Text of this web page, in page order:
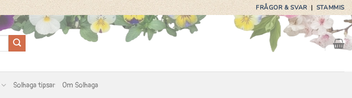
FRÅGOR & SVAR|STAMMIS
Solhaga tipsar Om Solhaga